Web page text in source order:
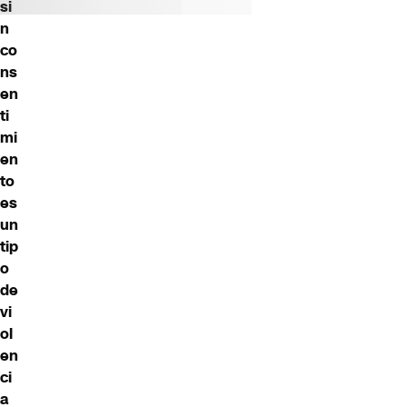
si
n
co
ns
en
ti
mi
en
to
es
un
tip
o
de
vi
ol
en
ci
a